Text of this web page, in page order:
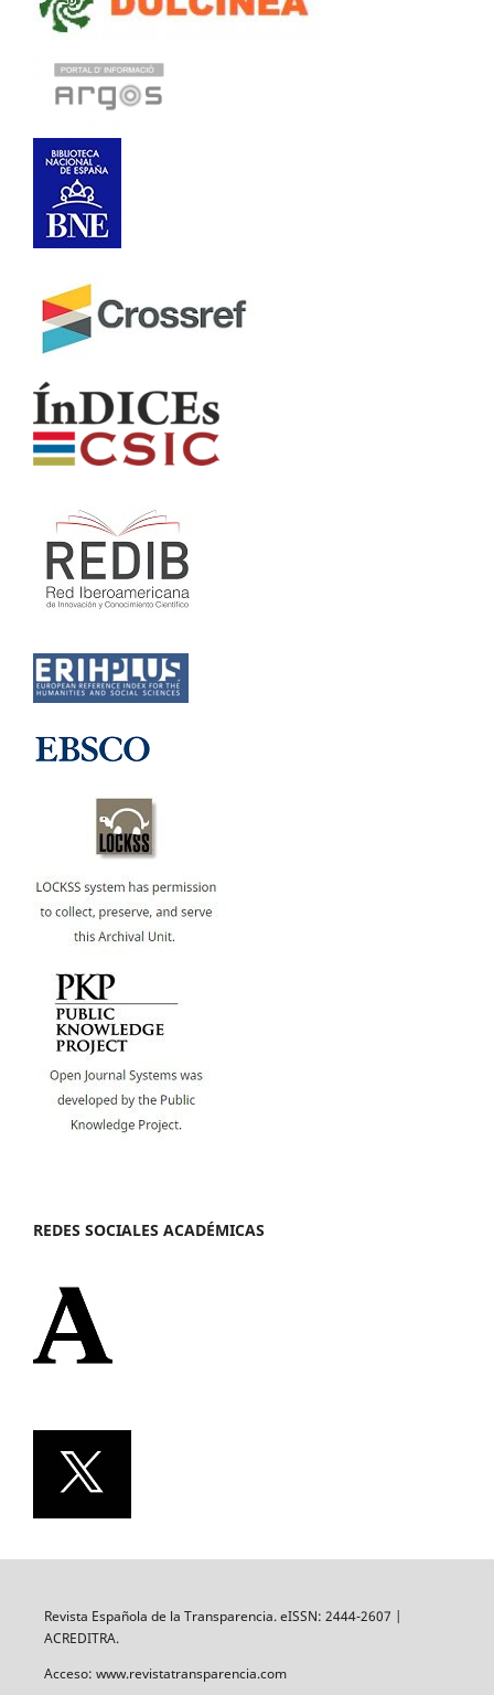
REDES SOCIALES ACADÉMICAS
Revista Española de la Transparencia. eISSN: 2444-2607 |
ACREDITRA.
Acceso: www.revistatransparencia.com